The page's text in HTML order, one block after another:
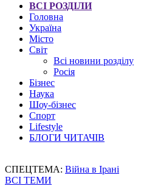
ВСІ РОЗДІЛИ
Головна
Україна
Місто
Світ
Всі новини розділу
Росія
Бізнес
Наука
Шоу-бізнес
Спорт
Lifestyle
БЛОГИ ЧИТАЧІВ
СПЕЦТЕМА: Війна в Ірані
ВСІ ТЕМИ